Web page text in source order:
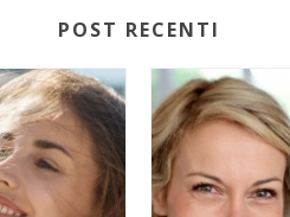
POST RECENTI